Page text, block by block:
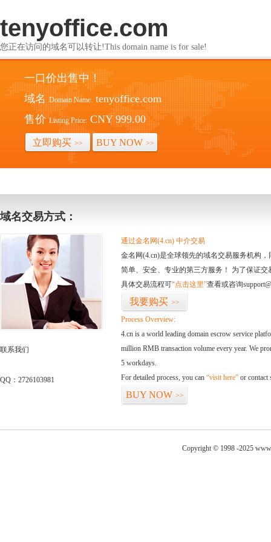
tenyoffice.com
您正在访问的域名可以转让!This domain name is for sale!
一口价出售中！
域名 Domain Name: tenyoffice.com
售价 Listing Price: CNY 999.00
立即购买 >> BUY NOW >>
域名交易方式：
联系我们
QQ：2726103981
通过金名网(4.cn) 中介交易
金名网(4.cn)是全球领先的域名交易服务机构
简单、安全、专业的第三方服务！ 为了保证
具体交易流程可“点击这里”查看或咨询
我要购买 >>
Process Overview:
4.cn is a world leading domain escrow service
million RMB transaction volume every year. We
5 workdays.
For detailed process, you can “visit here” or contact
BUY NOW >>
Copyright © 1998 -2025